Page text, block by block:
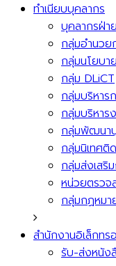
ทำเนียบบุคลากร
บุคลากรฝ่า
กลุ่มอำนวย
กลุ่มนโยบา
กลุ่ม DLiCT
กลุ่มบริหาร
กลุ่มบริหาร
กลุ่มพัฒนา
กลุ่มนิเทศติ
กลุ่มส่งเสริ
หน่วยตรวจ
กลุ่มกฏหมา
สำนักงานอิเล็กทร
รับ-ส่งหนัง